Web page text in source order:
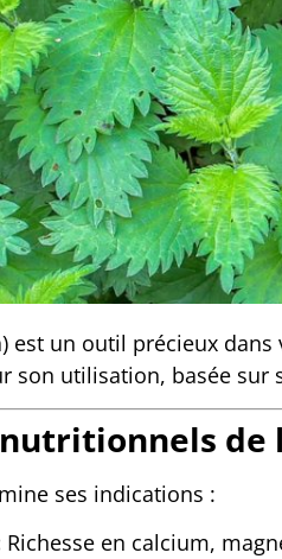
est un outil précieux
son utilisation, basée
de
ses indications :
Richesse en calcium,